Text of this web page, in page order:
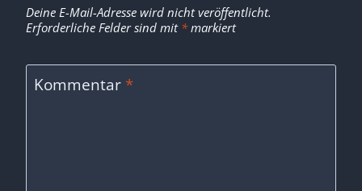
Deine E-Mail-Adresse wird nicht veröffentlicht.
Erforderliche Felder sind mit *markiert
Kommentar *